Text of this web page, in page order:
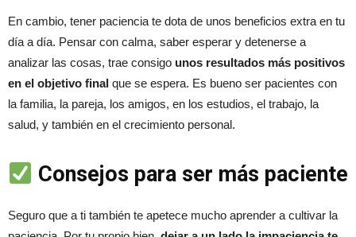
En cambio, tener paciencia te dota de unos beneficios extra en tu
día a día. Pensar con calma, saber esperar y detenerse a
analizar las cosas, trae consigo unos resultados más positivos
en el objetivo final que se espera. Es bueno ser pacientes con
la familia, la pareja, los amigos, en los estudios, el trabajo, la
salud, y también en el crecimiento personal.
Consejos para ser más paciente
Seguro que a ti también te apetece mucho aprender a cultivar la